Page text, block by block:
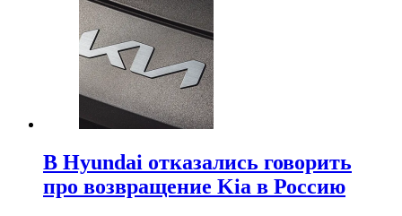
В Hyundai отказались говорить
про возвращение Kia в Россию